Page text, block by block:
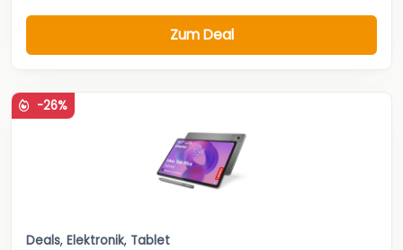
Zum Deal
-26%
Deals, Elektronik, Tablet